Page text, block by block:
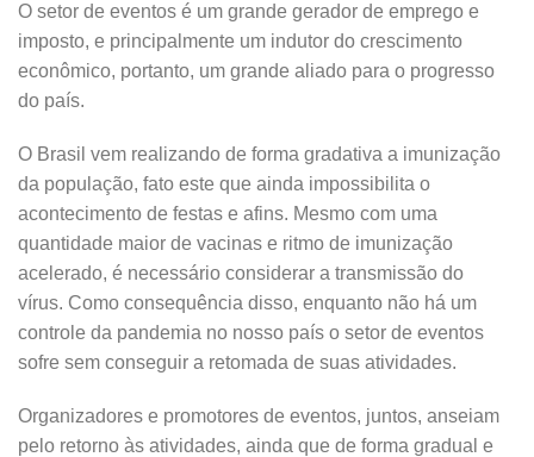
O setor de eventos é um grande gerador de emprego e
imposto, e principalmente um indutor do crescimento
econômico, portanto, um grande aliado para o progresso
do país.
O Brasil vem realizando de forma gradativa a imunização
da população, fato este que ainda impossibilita o
acontecimento de festas e afins. Mesmo com uma
quantidade maior de vacinas e ritmo de imunização
acelerado, é necessário considerar a transmissão do
vírus. Como consequência disso, enquanto não há um
controle da pandemia no nosso país o setor de eventos
sofre sem conseguir a retomada de suas atividades.
Organizadores e promotores de eventos, juntos, anseiam
pelo retorno às atividades, ainda que de forma gradual e